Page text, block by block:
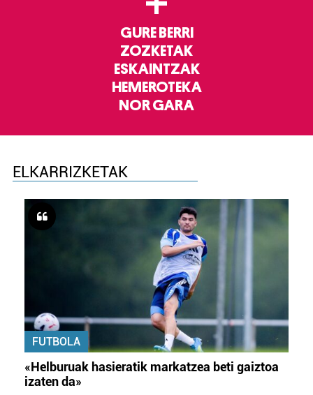
GURE BERRI
ZOZKETAK
ESKAINTZAK
HEMEROTEKA
NOR GARA
ELKARRIZKETAK
FUTBOLA
«Helburuak hasieratik markatzea beti gaiztoa
izaten da»